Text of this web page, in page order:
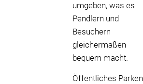
umgeben, was es
Pendlern und
Besuchern
gleichermaßen
bequem macht.
Öffentliches Parken